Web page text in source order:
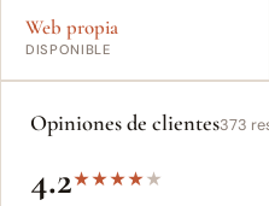
Web propia
DISPONIBLE
Opiniones de clientes373
4.2★★★★★